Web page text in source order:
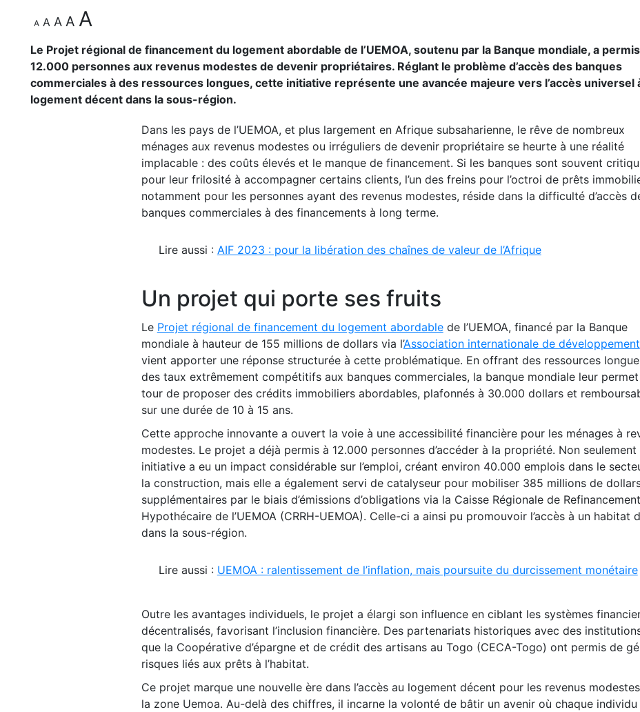
A A A A A
Le Projet régional de financement du logement abordable de l’UEMOA, soutenu par la Banque mondiale, a
12.000 personnes aux revenus modestes de devenir propriétaires. Réglant le problème d’accès des banques
commerciales à des ressources longues, cette initiative représente une avancée majeure vers l’accès universel
logement décent dans la sous-région.
Dans les pays de l’UEMOA, et plus largement en Afrique subsaharienne, le rêve de nombreux
ménages aux revenus modestes ou irréguliers de devenir propriétaire se heurte à une réalité
implacable : des coûts élevés et le manque de financement. Si les banques sont souvent
pour leur frilosité à accompagner certains clients, l’un des freins pour l’octroi de prêts
notamment pour les personnes ayant des revenus modestes, réside dans la difficulté d’accès
banques commerciales à des financements à long terme.
Lire aussi : AIF 2023 : pour la libération des chaînes de valeur de l’Afrique
Un projet qui porte ses fruits
Le Projet régional de financement du logement abordablede l’UEMOA, financé par la Banque
mondiale à hauteur de 155 millions de dollars via l’Association internationale de développement
vient apporter une réponse structurée à cette problématique. En offrant des ressources
des taux extrêmement compétitifs aux banques commerciales, la banque mondiale leur
tour de proposer des crédits immobiliers abordables, plafonnés à 30.000 dollars et
sur une durée de 10 à 15 ans.
Cette approche innovante a ouvert la voie à une accessibilité financière pour les ménages à
modestes. Le projet a déjà permis à 12.000 personnes d’accéder à la propriété. Non
initiative a eu un impact considérable sur l’emploi, créant environ 40.000 emplois dans le
la construction, mais elle a également servi de catalyseur pour mobiliser 385 millions de
supplémentaires par le biais d’émissions d’obligations via la Caisse Régionale de Refinancement
Hypothécaire de l’UEMOA (CRRH-UEMOA). Celle-ci a ainsi pu promouvoir l’accès à un habitat
dans la sous-région.
Lire aussi : UEMOA : ralentissement de l’inflation, mais poursuite du durcissement monétaire
Outre les avantages individuels, le projet a élargi son influence en ciblant les systèmes
décentralisés, favorisant l’inclusion financière. Des partenariats historiques avec des
que la Coopérative d’épargne et de crédit des artisans au Togo (CECA-Togo) ont permis de
risques liés aux prêts à l’habitat.
Ce projet marque une nouvelle ère dans l’accès au logement décent pour les revenus
la zone Uemoa. Au-delà des chiffres, il incarne la volonté de bâtir un avenir où chaque individu